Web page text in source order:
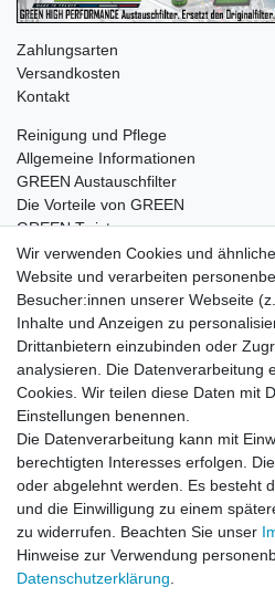
Zahlungsarten
Versandkosten
Kontakt
Reinigung und Pflege
Allgemeine Informationen
GREEN Austauschfilter
Die Vorteile von GREEN
GREEN Twister
Impressum
Barrierefreiheitserklärung
Vertrag widerrufen
© Copyright 2026 | Alle
Wir verwenden Cookies und
Website und verarbeiten
Besucher:innen unserer Webseite
Inhalte und Anzeigen zu
Drittanbietern einzubinden oder
analysieren. Die Datenverarbeitung
Cookies. Wir teilen diese Daten mit
Einstellungen benennen.
Die Datenverarbeitung kann mit
berechtigten Interesses erfolgen.
oder abgelehnt werden. Es besteht
und die Einwilligung zu einem
zu widerrufen. Beachten Sie unser
Hinweise zur Verwendung
Daten­schutz­erklärung